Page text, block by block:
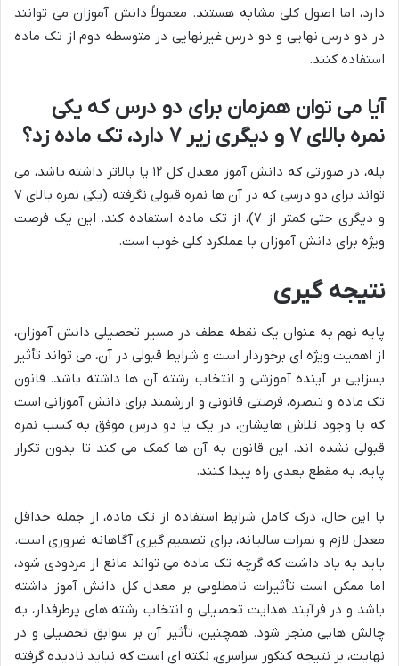
دارد، اما اصول کلی مشابه هستند. معمولاً دانش آموزان می توانند
در دو درس نهایی و دو درس غیرنهایی در متوسطه دوم از تک ماده
استفاده کنند.
آیا می توان همزمان برای دو درس که یکی
نمره بالای ۷ و دیگری زیر ۷ دارد، تک ماده زد؟
بله، در صورتی که دانش آموز معدل کل ۱۲ یا بالاتر داشته باشد، می
تواند برای دو درسی که در آن ها نمره قبولی نگرفته (یکی نمره بالای ۷
و دیگری حتی کمتر از ۷)، از تک ماده استفاده کند. این یک فرصت
ویژه برای دانش آموزان با عملکرد کلی خوب است.
نتیجه گیری
پایه نهم به عنوان یک نقطه عطف در مسیر تحصیلی دانش آموزان،
از اهمیت ویژه ای برخوردار است و شرایط قبولی در آن، می تواند تأثیر
بسزایی بر آینده آموزشی و انتخاب رشته آن ها داشته باشد. قانون
تک ماده و تبصره، فرصتی قانونی و ارزشمند برای دانش آموزانی است
که با وجود تلاش هایشان، در یک یا دو درس موفق به کسب نمره
قبولی نشده اند. این قانون به آن ها کمک می کند تا بدون تکرار
پایه، به مقطع بعدی راه پیدا کنند.
با این حال، درک کامل شرایط استفاده از تک ماده، از جمله حداقل
معدل لازم و نمرات سالیانه، برای تصمیم گیری آگاهانه ضروری است.
باید به یاد داشت که گرچه تک ماده می تواند مانع از مردودی شود،
اما ممکن است تأثیرات نامطلوبی بر معدل کل دانش آموز داشته
باشد و در فرآیند هدایت تحصیلی و انتخاب رشته های پرطرفدار، به
چالش هایی منجر شود. همچنین، تأثیر آن بر سوابق تحصیلی و در
نهایت، بر نتیجه کنکور سراسری، نکته ای است که نباید نادیده گرفته